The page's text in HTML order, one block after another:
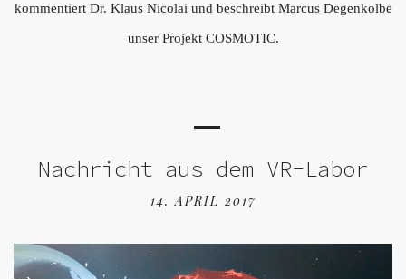
kommentiert Dr. Klaus Nicolai und beschreibt Marcus Degenkolbe
unser Projekt COSMOTIC.
Nachricht aus dem VR-Labor
14. APRIL 2017